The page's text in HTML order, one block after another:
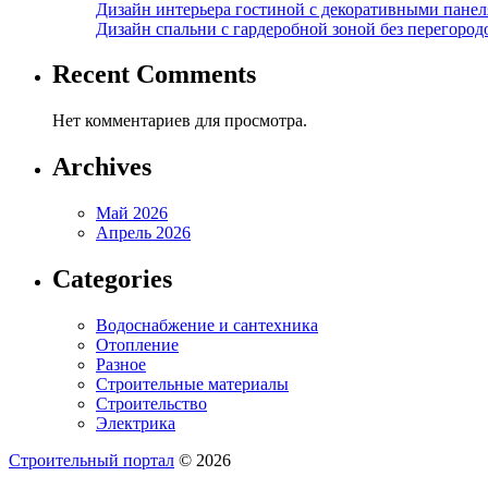
Дизайн интерьера гостиной с декоративными
Дизайн спальни с гардеробной зоной без
Recent Comments
Нет комментариев для просмотра.
Archives
Май 2026
Апрель 2026
Categories
Водоснабжение и сантехника
Отопление
Разное
Строительные материалы
Строительство
Электрика
Строительный портал © 2026